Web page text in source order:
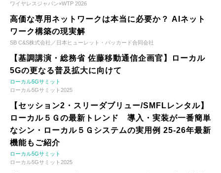
ワイヤレスジャパン×WTP 2026
高価な専用ネットワークは本当に必要か？ AIネット
ワーク構築の現実解
SB C&S株式会社／日本ヒューレット・パッカード合同会社
【基調講演・総務省 佐藤移動通信企画官】ローカル
5Gの更なる普及拡大に向けて
ローカル5Gサミット
ローカル5Gサミット2025
【セッション2・スリーダブリュー/SMFLレンタル】
ローカル５Ｇの最新トレンド 導入・実装が一番簡単
なシン・ローカル５Ｇシステムの実用例 25-26年最新
機能もご紹介
ローカル5Gサミット
ローカル5Gサミット2025